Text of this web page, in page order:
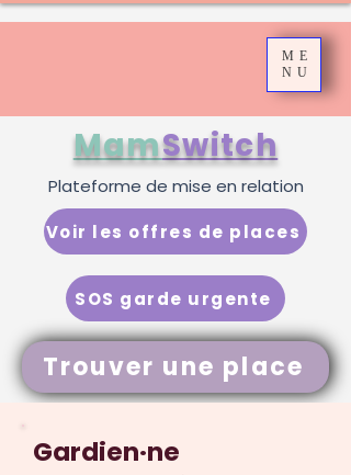
ME
NU
Trouver une place
MamSwitch
SOS garde urgente
Voir les offres de places
Plateforme de mise en relation
Gardien·ne